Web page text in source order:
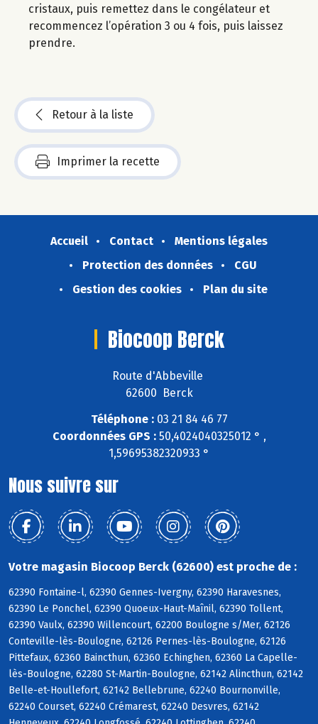
cristaux, puis remettez dans le congélateur et
recommencez l’opération 3 ou 4 fois, puis laissez
prendre.
Retour à la liste
Imprimer la recette
Accueil Contact
Mentions légales
Protection des données
CGU
Gestion des cookies
Plan du site
Biocoop Berck
Route d'Abbeville
62600 Berck
Téléphone :03 21 84 46 77
Coordonnées GPS :50,4024040325012 ° ,
1,59695382320933 °
Nous suivre sur
Votre magasin Biocoop Berck (62600) est proche de :
62390 Fontaine-l, 62390 Gennes-Ivergny, 62390 Haravesnes,
62390 Le Ponchel, 62390 Quoeux-Haut-Maînil, 62390 Tollent,
62390 Vaulx, 62390 Willencourt, 62200 Boulogne s/Mer, 62126
Conteville-lès-Boulogne, 62126 Pernes-lès-Boulogne, 62126
Pittefaux, 62360 Baincthun, 62360 Echinghen, 62360 La Capelle-
lès-Boulogne, 62280 St-Martin-Boulogne, 62142 Alincthun, 62142
Belle-et-Houllefort, 62142 Bellebrune, 62240 Bournonville,
62240 Courset, 62240 Crémarest, 62240 Desvres, 62142